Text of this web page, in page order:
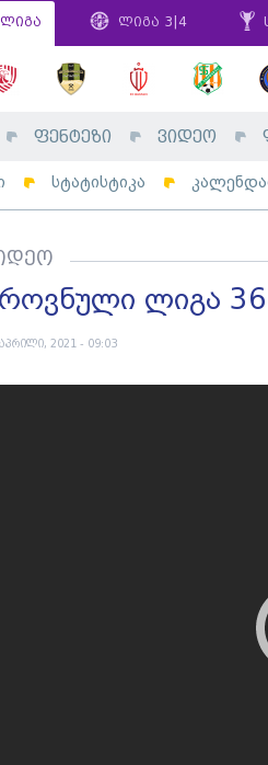
ლიგა ლიგა 3|4
ფენტეზი ვიდეო
სტატისტიკა
ლიგა
2021 - 09:03